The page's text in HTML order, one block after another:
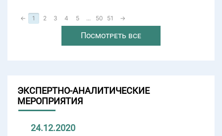
← 1 2 3 4 5 ... 50 51 →
Посмотреть все
ЭКСПЕРТНО-АНАЛИТИЧЕСКИЕ
МЕРОПРИЯТИЯ
24.12.2020